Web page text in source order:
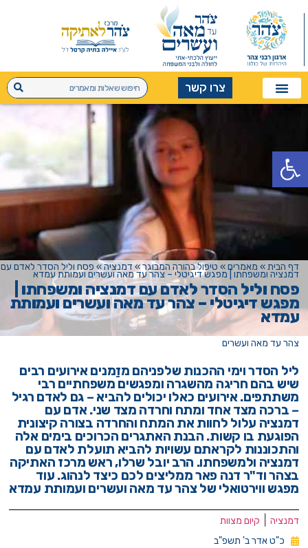
פתח סרגל נגישות
צרו קשר
דף הבית» מאמרים» טיפול בהורה המבוגר»דמנציה» פסח וליל הסדר לאדם עם
דמנציה ומשפחתו | מפגש דיגיטלי – צהר עד מאה ועשרים ועמותת עמדא
פסח וליל הסדר לאדם עם דמנציה ומשפחתו |
מפגש דיגיטלי – צהר עד מאה ועשרים ועמותת
עמדא
צהר עד מאה ועשרים
ליל הסדר וימי ההכנות שלפניהם מזַמנים אירועים רבים
שיש בהם חריגה מהשגרה ומפגשים משפחתיים רבי
משתתפים. אירועים כאלו יכולים להביא – גם לאדם רגיל
– ברכה מצד אחד ומתח וחרדה מצד שני. אדם עם
דמנציה עלול לחוות את המתח והחרדה בצורה קיצונית
הפוגעת בו קשות. הבנת האתגרים הכרוכים בימים אלה
והתכוננות לקראתם עשויות להביא תועלת לאדם עם
דמנציה ולמשפחתו. הרב יובל שרלו, ראש מרכז האתיקה
בצהר וד"ר דנה פאר ממליצים לכם כיצד לנהוג. עוד
מפגש ווירטואלי של צהר עד מאה ועשרים ועמותת עמדא
דמנציה
קיום מצוות
כ"ט אדר ב' תשפ"ב